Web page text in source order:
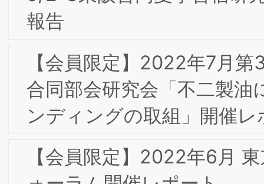
【会員限定】2019年11⽉ 第16回東京フ
（CX）の構築とマーケティング・流
通、ブランド戦略－デジタルとアナログ
－」
2020年 新年のご挨拶
【会員限定】2019年9⽉ 第15回東京プチ
フォーラム 「”AI が切り開く未来” ～AI